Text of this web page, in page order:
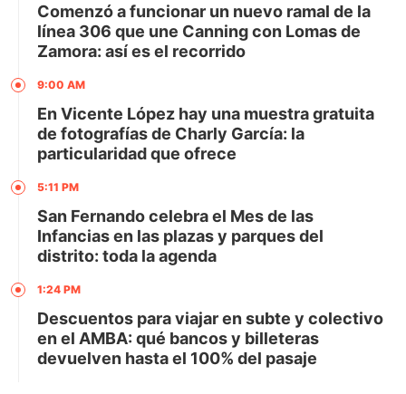
Comenzó a funcionar un nuevo ramal de la
línea 306 que une Canning con Lomas de
Zamora: así es el recorrido
9:00 AM
En Vicente López hay una muestra gratuita
de fotografías de Charly García: la
particularidad que ofrece
5:11 PM
San Fernando celebra el Mes de las
Infancias en las plazas y parques del
distrito: toda la agenda
1:24 PM
Descuentos para viajar en subte y colectivo
en el AMBA: qué bancos y billeteras
devuelven hasta el 100% del pasaje